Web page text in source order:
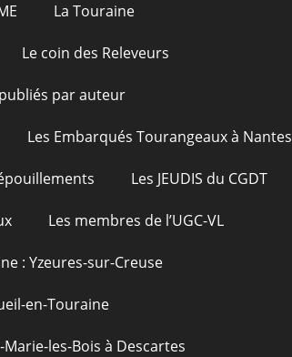
La Touraine
Le coin des Releveurs
par auteur
Les Embarqués Tourangeaux à Nantes
Les JEUDIS du CGDT
Les membres de l’UGC-VL
: Yzeures-sur-Creuse
en-Touraine
les-Bois à Descartes